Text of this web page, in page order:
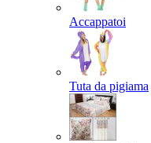
Accappatoi
Tuta da pigiama